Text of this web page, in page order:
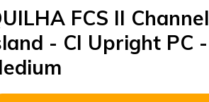
FCS II Channel
- CI Upright PC -